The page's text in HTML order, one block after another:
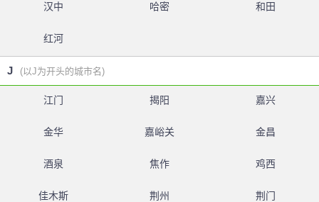
汉中 哈密 和田
红河
J (以J为开头的城市名)
江门 揭阳 嘉兴
金华 嘉峪关 金昌
酒泉 焦作 鸡西
佳木斯 荆州 荆门